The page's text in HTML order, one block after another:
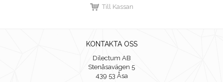
Till Kassan
KONTAKTA OSS
Dilectum AB
Stenåsavägen 5
439 53 Åsa